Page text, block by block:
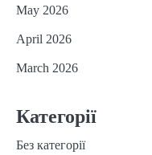
May 2026
April 2026
March 2026
Категорії
Без категорії